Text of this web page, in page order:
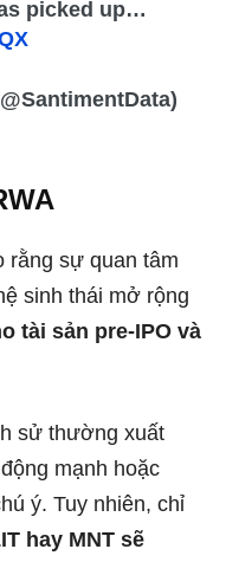
picked up…
rằng sự quan tâm
sinh thái mở rộng
tài sản pre-IPO và
sử thường xuất
mạnh hoặc
ý. Tuy nhiên, chỉ
hay MNT sẽ